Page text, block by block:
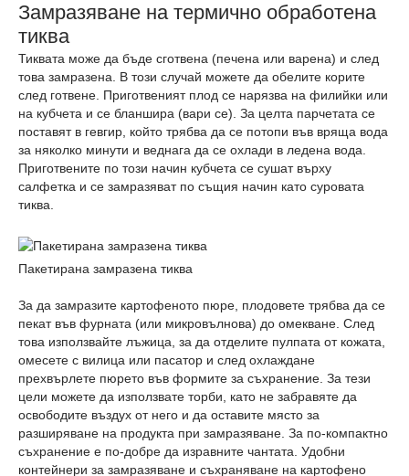
Замразяване на термично обработена
тиква
Тиквата може да бъде сготвена (печена или варена) и след
това замразена. В този случай можете да обелите корите
след готвене. Приготвеният плод се нарязва на филийки или
на кубчета и се бланшира (вари се). За целта парчетата се
поставят в гевгир, който трябва да се потопи във вряща вода
за няколко минути и веднага да се охлади в ледена вода.
Приготвените по този начин кубчета се сушат върху
салфетка и се замразяват по същия начин като суровата
тиква.
Пакетирана замразена тиква
За да замразите картофеното пюре, плодовете трябва да се
пекат във фурната (или микровълнова) до омекване. След
това използвайте лъжица, за да отделите пулпата от кожата,
омесете с вилица или пасатор и след охлаждане
прехвърлете пюрето във формите за съхранение. За тези
цели можете да използвате торби, като не забравяте да
освободите въздух от него и да оставите място за
разширяване на продукта при замразяване. За по-компактно
съхранение е по-добре да изравните чантата. Удобни
контейнери за замразяване и съхраняване на картофено